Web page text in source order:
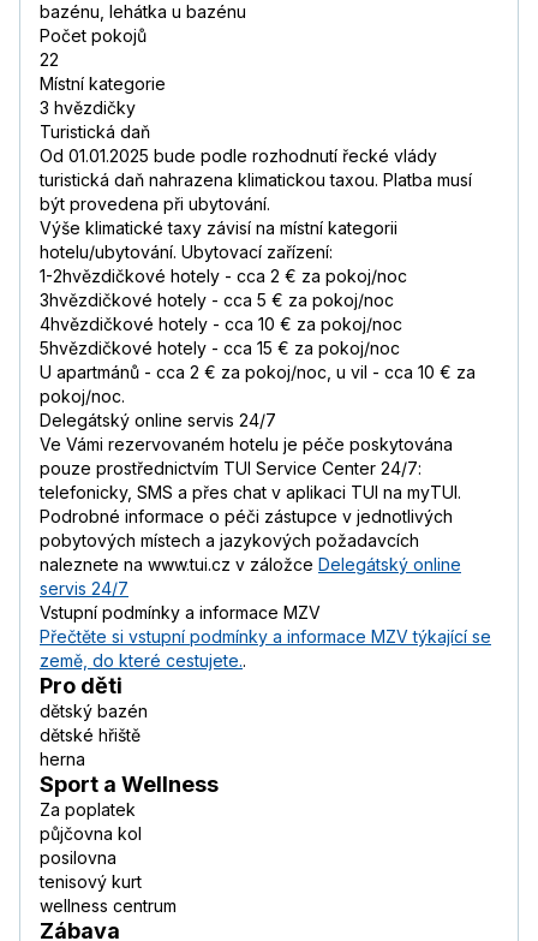
bazénu, lehátka u bazénu
Počet pokojů
22
Místní kategorie
3 hvězdičky
Turistická daň
Od 01.01.2025 bude podle rozhodnutí řecké vlády
turistická daň nahrazena klimatickou taxou. Platba musí
být provedena při ubytování.
Výše klimatické taxy závisí na místní kategorii
hotelu/ubytování. Ubytovací zařízení:
1-2hvězdičkové hotely - cca 2 € za pokoj/noc
3hvězdičkové hotely - cca 5 € za pokoj/noc
4hvězdičkové hotely - cca 10 € za pokoj/noc
5hvězdičkové hotely - cca 15 € za pokoj/noc
U apartmánů - cca 2 € za pokoj/noc, u vil - cca 10 € za
pokoj/noc.
Delegátský online servis 24/7
Ve Vámi rezervovaném hotelu je péče poskytována
pouze prostřednictvím TUI Service Center 24/7:
telefonicky, SMS a přes chat v aplikaci TUI na myTUI.
Podrobné informace o péči zástupce v jednotlivých
pobytových místech a jazykových požadavcích
naleznete na www.tui.cz v záložce Delegátský online
servis 24/7
Vstupní podmínky a informace MZV
Přečtěte si vstupní podmínky a informace MZV týkající se
země, do které cestujete..
Pro děti
dětský bazén
dětské hřiště
herna
Sport a Wellness
Za poplatek
půjčovna kol
posilovna
tenisový kurt
wellness centrum
Zábava